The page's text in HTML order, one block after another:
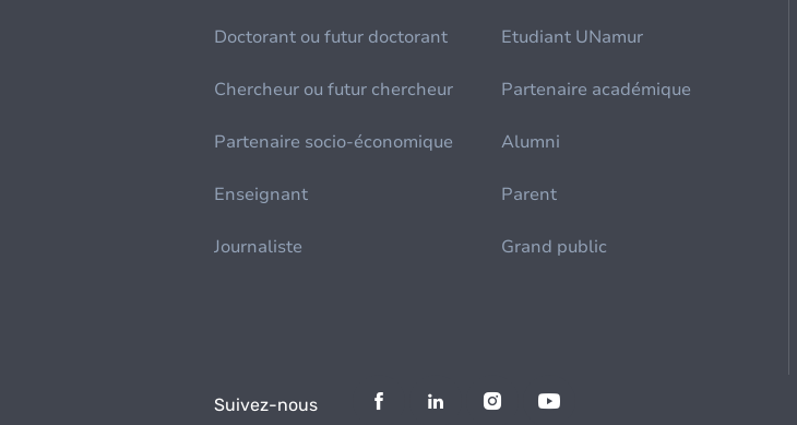
Doctorant ou futur doctorant Etudiant UNamur
Chercheur ou futur chercheur Partenaire académique
Partenaire socio-économique Alumni
Enseignant Parent
Journaliste Grand public
Suivez-nous